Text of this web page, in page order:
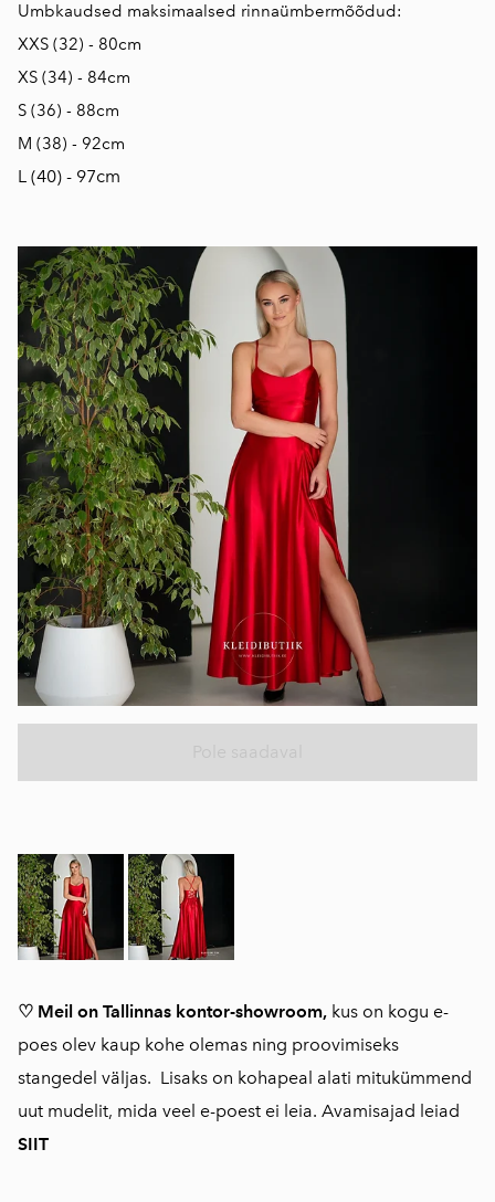
♡ Meil on Tallinnas kontor-showroom, kus on kogu e-
poes olev kaup kohe olemas ning proovimiseks
stangedel väljas. Lisaks on kohapeal alati mitukümmend
uut mudelit, mida veel e-poest ei leia. Avamisajad leiad
SIIT
Umbkaudsed maksimaalsed rinnaümbermõõdud:
XXS (32) - 80cm
XS (34) - 84cm
S (36) - 88cm
M (38) - 92cm
L (40) - 97cm